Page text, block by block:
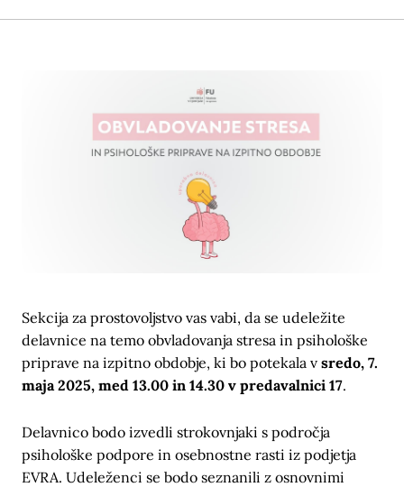
Sekcija za prostovoljstvo vas vabi, da se udeležite
delavnice na temo obvladovanja stresa in psihološke
priprave na izpitno obdobje, ki bo potekala v sredo, 7.
maja 2025, med 13.00 in 14.30 v predavalnici 17.
Delavnico bodo izvedli strokovnjaki s področja
psihološke podpore in osebnostne rasti iz podjetja
EVRA. Udeleženci se bodo seznanili z osnovnimi